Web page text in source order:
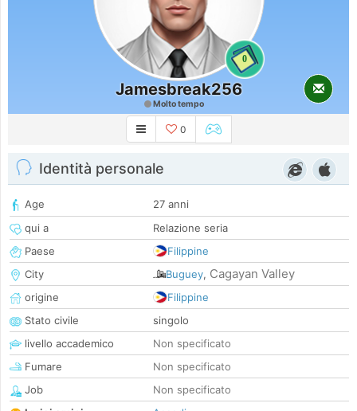
0
Jamesbreak256
Molto tempo
0
Identità personale
Age
27 anni
qui a
Relazione seria
Paese
Filippine
City
Buguey, Cagayan Valley
origine
Filippine
Stato civile
singolo
livello accademico
Non specificato
Fumare
Non specificato
Job
Non specificato